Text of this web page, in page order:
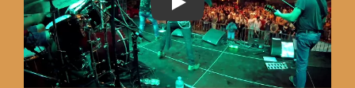
PLAY